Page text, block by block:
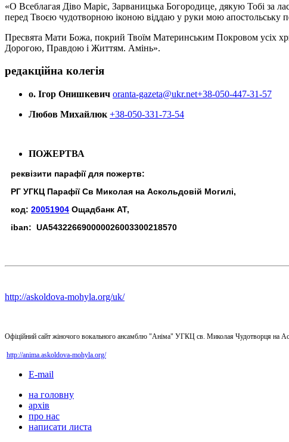
«О Всеблагая Діво Маріє, Зарваницька Богородице, дякую Тобі за
перед Твоєю чудотворною іконою віддаю у руки мою апостольську
Пресвята Мати Божа, покрий Твоїм Материнським Покровом усіх
Дорогою, Правдою і Життям. Амінь».
редакційна колегія
о. Ігор Онишкевич oranta-gazeta@ukr.net+38-050-447-31-57
Любов Михайлюк +38-050-331-73-54
ПОЖЕРТВА
реквізити парафії для пожертв:
РГ УГКЦ Парафії Св Миколая на Аскольдовій Могилі,
код: 20051904 Ощадбанк АТ,
iban: UA543226690000026003300218570
http://askoldova-mohyla.org/uk/
Офіційний сайт жіночого вокального ансамблю "Аніма" УГКЦ св. Миколая Чудотворця на
http://anima.askoldova-mohyla.org/
E-mail
на головну
архів
про нас
написати листа